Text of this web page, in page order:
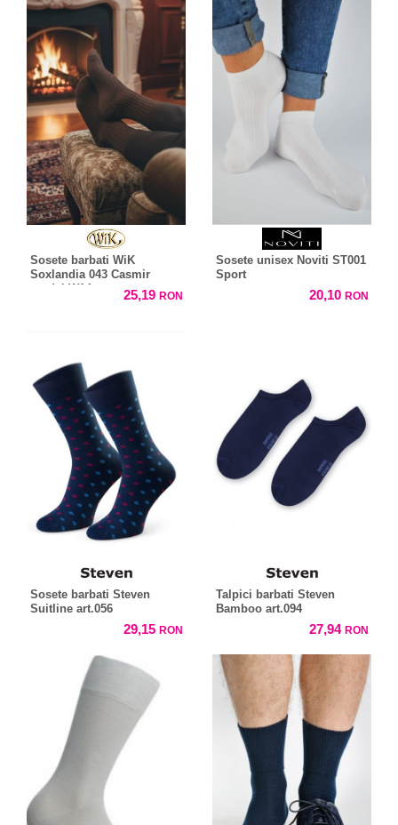
Sosete barbati WiK
Soxlandia 043 Casmir
model W14
25,19 RON
Sosete unisex Noviti ST001
Sport
20,10 RON
Sosete barbati Steven
Suitline art.056
29,15 RON
Talpici barbati Steven
Bamboo art.094
27,94 RON